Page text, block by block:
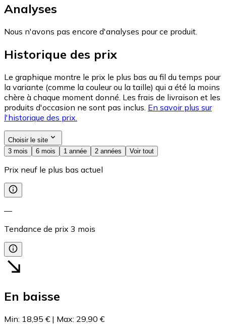
Analyses
Nous n'avons pas encore d'analyses pour ce produit.
Historique des prix
Le graphique montre le prix le plus bas au fil du temps pour
la variante (comme la couleur ou la taille) qui a été la moins
chère à chaque moment donné. Les frais de livraison et les
produits d'occasion ne sont pas inclus. En savoir plus sur
l'historique des prix.
Choisir le site
3 mois
6 mois 1 année 2 années Voir tout
Prix neuf le plus bas actuel
—
Tendance de prix 3 mois
En baisse
Min: 18,95 € | Max: 29,90 €